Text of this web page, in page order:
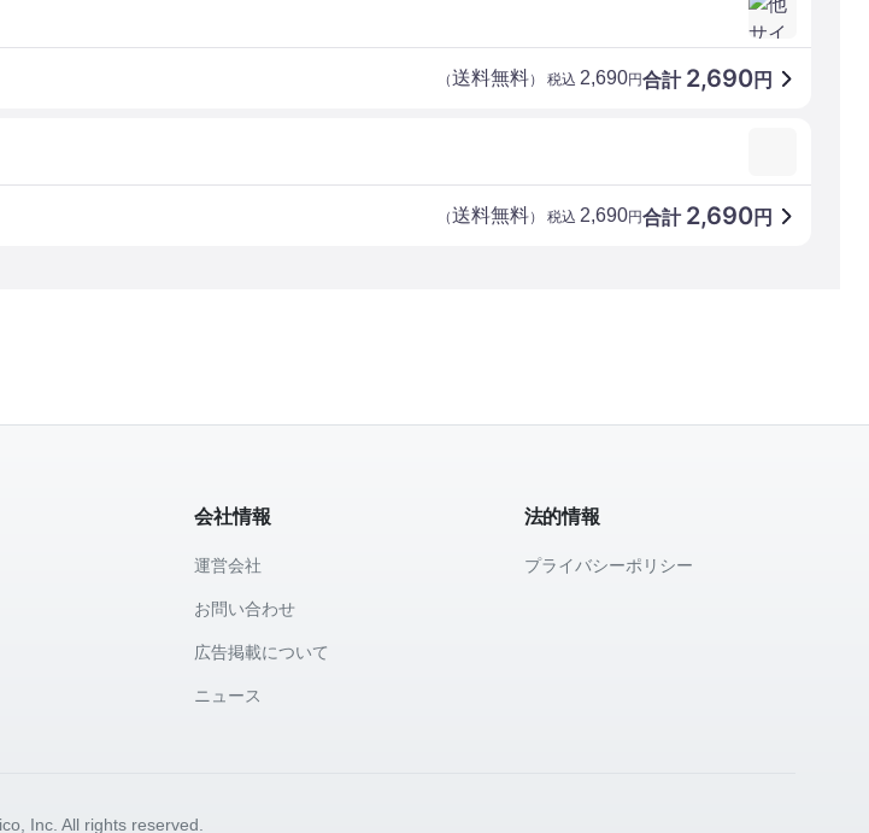
合計 2,690円
（送料無料） 税込 2,690円
合計 2,690円
（送料無料） 税込 2,690円
会社情報
運営会社
お問い合わせ
広告掲載について
ニュース
法的情報
プライバシーポリシー
Inc. All rights reserved.